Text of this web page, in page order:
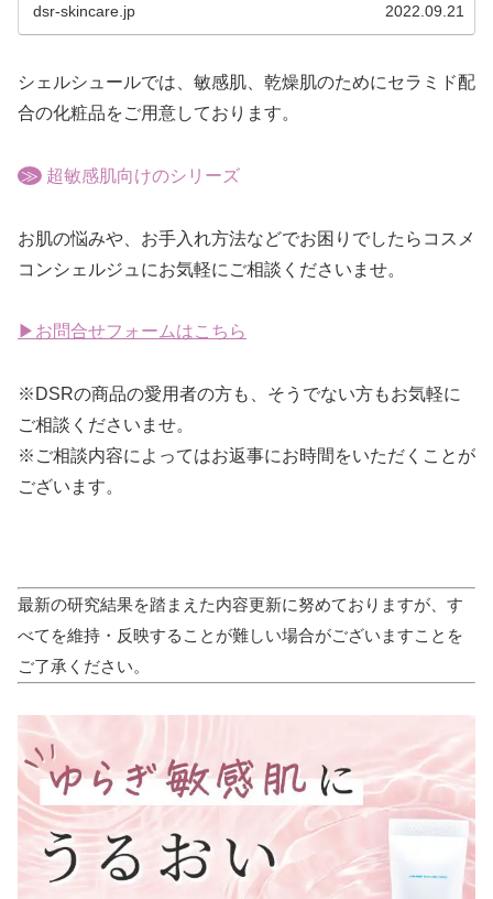
dsr-skincare.jp 2022.09.21
シェルシュールでは、敏感肌、乾燥肌のためにセラミド配
合の化粧品をご用意しております。
≫ 超敏感肌向けのシリーズ
お肌の悩みや、お手入れ方法などでお困りでしたらコスメ
コンシェルジュにお気軽にご相談くださいませ。
▶お問合せフォームはこちら
※DSRの商品の愛用者の方も、そうでない方もお気軽に
ご相談くださいませ。
※ご相談内容によってはお返事にお時間をいただくことが
ございます。
最新の研究結果を踏まえた内容更新に努めておりますが、す
べてを維持・反映することが難しい場合がございますことを
ご了承ください。